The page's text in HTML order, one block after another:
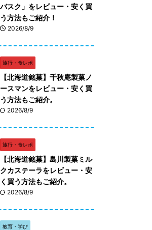
バスク」をレビュー・安く買
う方法もご紹介！
2026/8/9
旅行・食レポ
【北海道銘菓】千秋庵製菓ノ
ースマンをレビュー・安く買
う方法もご紹介。
2026/8/9
旅行・食レポ
【北海道銘菓】島川製菓ミル
クカステーラをレビュー・安
く買う方法もご紹介。
2026/8/9
教育・学び